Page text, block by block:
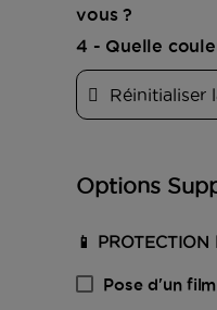
vous ?
4 - Quelle
Réinitialiser
Options
📱
Pose d'un